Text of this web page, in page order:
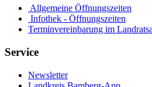
Allgemeine Öffnungszeiten
Infothek - Öffnungszeiten
Terminvereinbarung im
Service
Newsletter